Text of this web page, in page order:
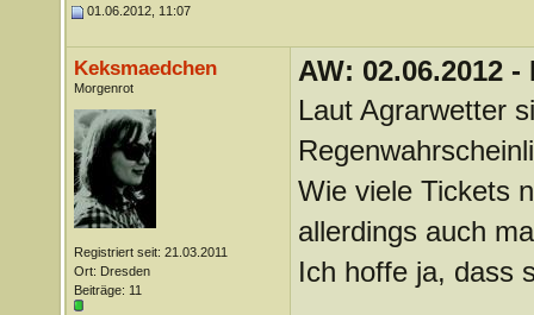
01.06.2012, 11:07
Keksmaedchen
Morgenrot
Registriert seit: 21.03.2011
Ort: Dresden
Beiträge: 11
AW: 02.06.2012
Laut Agrarwetter
Wie viele Tickets
allerdings auch
Ich hoffe ja, dass